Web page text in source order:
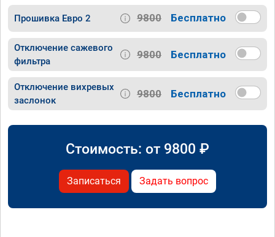
Прошивка Евро 2 9800 Бесплатно
Отключение сажевого
фильтра
9800 Бесплатно
Отключение вихревых
заслонок
9800 Бесплатно
Стоимость: от 9800 ₽
Записаться Задать вопрос